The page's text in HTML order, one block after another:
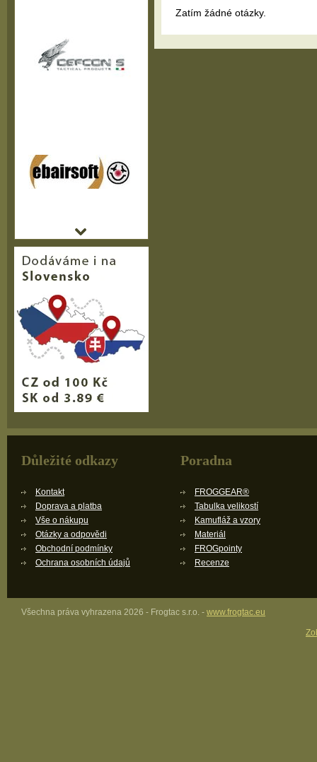
Zatím žádné otázky.
Důležité odkazy
Kontakt
Doprava a platba
Vše o nákupu
Otázky a odpovědi
Obchodní podmínky
Ochrana osobních údajů
Poradna
FROGGEAR®
Tabulka velikostí
Kamufláž a vzory
Materiál
FROGpointy
Recenze
Všechna práva vyhrazena 2026 - Frogtac s.r.o. - www.frogtac.eu